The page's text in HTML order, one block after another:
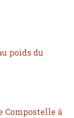
poids du
Compostelle à